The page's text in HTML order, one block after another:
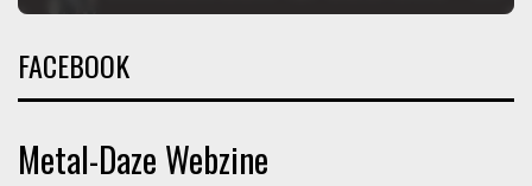
FACEBOOK
Metal-Daze Webzine